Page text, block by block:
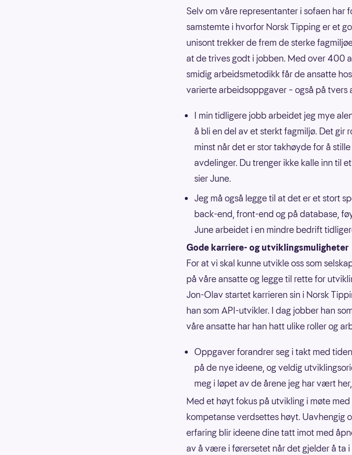
Selv om våre representanter i sofaen har
samstemte i hvorfor Norsk Tipping er et
unisont trekker de frem de sterke
at de trives godt i jobben. Med over 400
smidig arbeidsmetodikk får de ansatte
varierte arbeidsoppgaver – også på tvers
I min tidligere jobb arbeidet jeg mye
å bli en del av et sterkt fagmiljø. Det gir
minst når det er stor takhøyde for å
avdelinger. Du trenger ikke kalle inn til
sier June.
Jeg må også legge til at det er et stort
back-end, front-end og på database,
June arbeidet i en mindre bedrift
Gode karriere- og utviklingsmuligheter
For at vi skal kunne utvikle oss som
på våre ansatte og legge til rette for
Jon-Olav startet karrieren sin i Norsk
han som API-utvikler. I dag jobber han
våre ansatte har han hatt ulike roller og
Oppgaver forandrer seg i takt med
på de nye ideene, og veldig
meg i løpet av de årene jeg har vært
Med et høyt fokus på utvikling i møte
kompetanse verdsettes høyt. Uavhengig
erfaring blir ideene dine tatt imot med
av å være i førersetet når det gjelder å ta